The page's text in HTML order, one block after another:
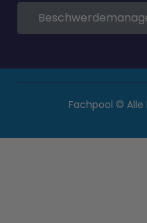
Fachpool ©